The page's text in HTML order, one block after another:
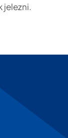
jelezni.